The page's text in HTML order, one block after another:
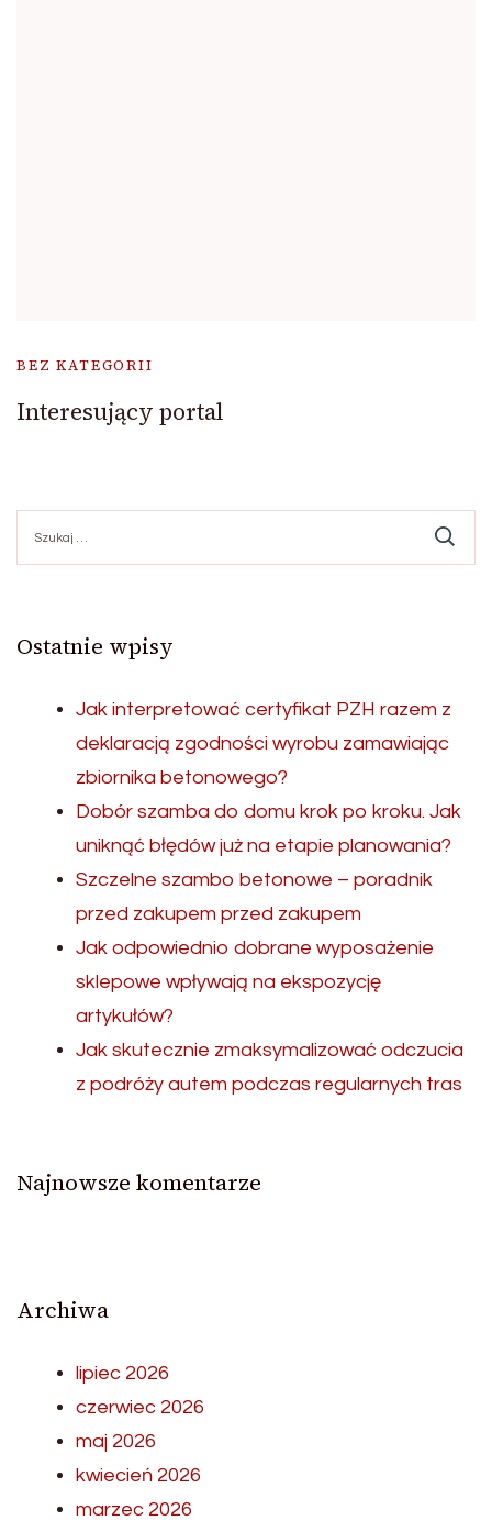
BEZ KATEGORII
Interesujący portal
Ostatnie wpisy
Jak interpretować certyfikat PZH razem z
deklaracją zgodności wyrobu zamawiając
zbiornika betonowego?
Dobór szamba do domu krok po kroku. Jak
uniknąć błędów już na etapie planowania?
Szczelne szambo betonowe – poradnik
przed zakupem przed zakupem
Jak odpowiednio dobrane wyposażenie
sklepowe wpływają na ekspozycję
artykułów?
Jak skutecznie zmaksymalizować odczucia
z podróży autem podczas regularnych tras
Najnowsze komentarze
Archiwa
lipiec 2026
czerwiec 2026
maj 2026
kwiecień 2026
marzec 2026